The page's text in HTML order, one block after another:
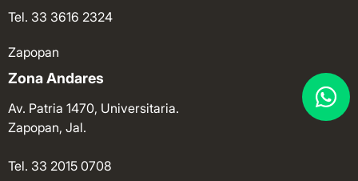
Tel. 33 3616 2324
Zapopan
Zona Andares
Av. Patria 1470, Universitaria.
Zapopan, Jal.
Tel. 33 2015 0708